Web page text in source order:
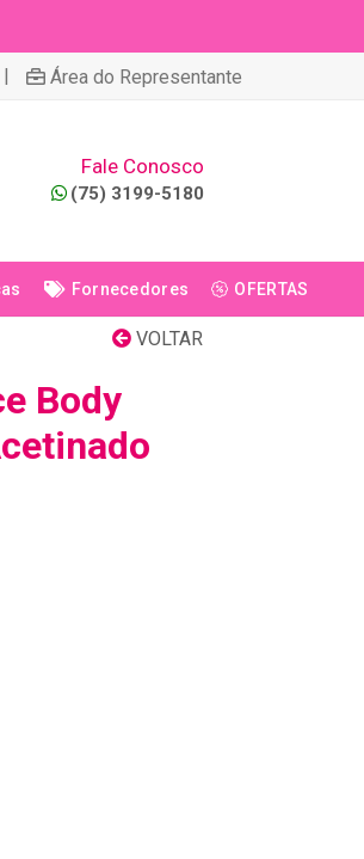
| Área do Representante
Fale Conosco
(75) 3199-5180
Fornecedores OFERTAS
VOLTAR
Body